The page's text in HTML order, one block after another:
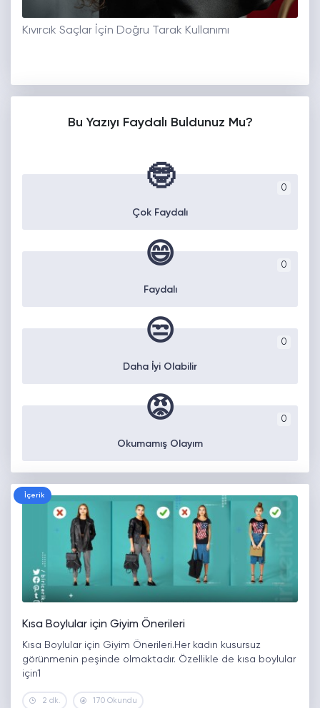
Kıvırcık Saçlar İçin Doğru Tarak Kullanımı
Bu Yazıyı Faydalı Buldunuz Mu?
0
🤓
Çok Faydalı
0
😄
Faydalı
0
😒
Daha İyi Olabilir
0
😡
Okumamış Olayım
İçerik
Kısa Boylular için Giyim Önerileri
Kısa Boylular için Giyim Önerileri.Her kadın kusursuz
görünmenin peşinde olmaktadır. Özellikle de kısa boylular
için1
2 dk. 170 Okundu